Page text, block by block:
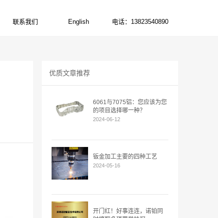
联系我们 English 电话：13823540890
优质文章推荐
6061与7075铝：您应该为您
的项目选择哪一种？
2024-06-12
钣金加工主要的四种工艺
2024-05-16
开门红！好事连连，诺铂同